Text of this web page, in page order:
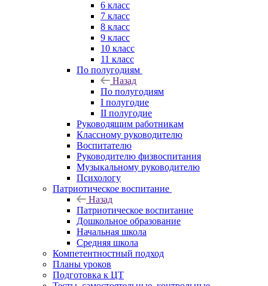
6 класс
7 класс
8 класс
9 класс
10 класс
11 класс
По полугодиям
Назад
По полугодиям
I полугодие
II полугодие
Руководящим работникам
Классному руководителю
Воспитателю
Руководителю физвоспитания
Музыкальному руководителю
Психологу
Патриотическое воспитание
Назад
Патриотическое воспитание
Дошкольное образование
Начальная школа
Средняя школа
Компетентностный подход
Планы уроков
Подготовка к ЦТ